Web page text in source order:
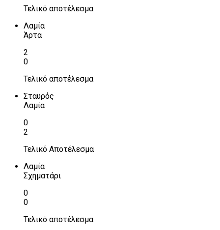
Τελικό αποτέλεσμα
Λαμία
Άρτα
2
0
Τελικό αποτέλεσμα
Σταυρός
Λαμία
0
2
Τελικό Αποτέλεσμα
Λαμία
Σχηματάρι
0
0
Τελικό αποτέλεσμα